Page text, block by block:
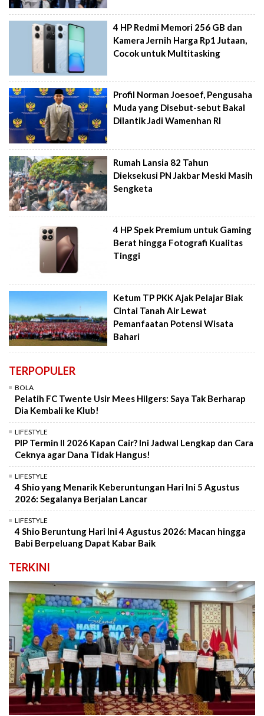
4 HP Redmi Memori 256 GB dan
Kamera Jernih Harga Rp1 Jutaan,
Cocok untuk Multitasking
Profil Norman Joesoef, Pengusaha
Muda yang Disebut-sebut Bakal
Dilantik Jadi Wamenhan RI
Rumah Lansia 82 Tahun
Dieksekusi PN Jakbar Meski Masih
Sengketa
4 HP Spek Premium untuk Gaming
Berat hingga Fotografi Kualitas
Tinggi
Ketum TP PKK Ajak Pelajar Biak
Cintai Tanah Air Lewat
Pemanfaatan Potensi Wisata
Bahari
TERPOPULER
BOLA
Pelatih FC Twente Usir Mees Hilgers: Saya Tak Berharap
Dia Kembali ke Klub!
LIFESTYLE
PIP Termin II 2026 Kapan Cair? Ini Jadwal Lengkap dan Cara
Ceknya agar Dana Tidak Hangus!
LIFESTYLE
4 Shio yang Menarik Keberuntungan Hari Ini 5 Agustus
2026: Segalanya Berjalan Lancar
LIFESTYLE
4 Shio Beruntung Hari Ini 4 Agustus 2026: Macan hingga
Babi Berpeluang Dapat Kabar Baik
TERKINI